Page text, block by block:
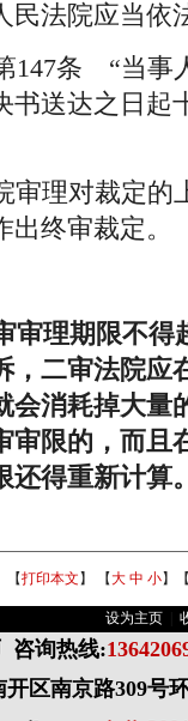
民法院应当依
147条 “当事
书送达之日起
审理对裁定的
终审裁定。
理期限不得
，二审法院应
会消耗掉大量
审限的，而且
还得重新计算
【打印本文 】 【大 中 小】
设为主页
咨询热线:
区南京路309号